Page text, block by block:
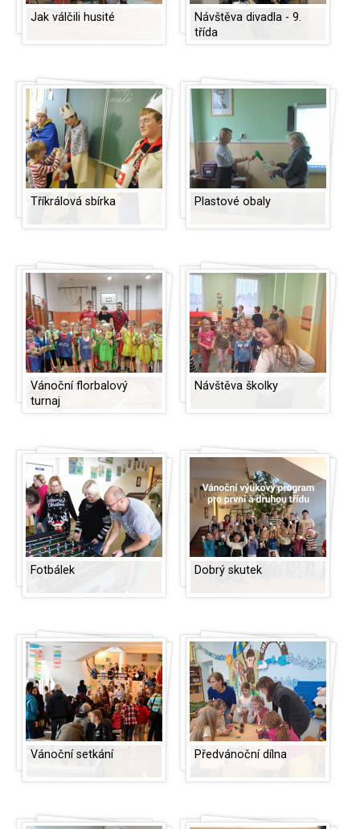
Jak válčili husité
Návštěva divadla - 9.
třída
Tříkrálová sbírka Plastové obaly
Vánoční florbalový
turnaj
Návštěva školky
Fotbálek Dobrý skutek
Vánoční setkání Předvánoční dílna